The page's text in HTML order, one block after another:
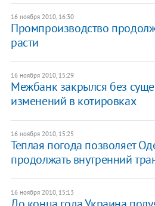
16 ноября 2010, 16:30
Промпроизводство
расти
16 ноября 2010, 15:29
Межбанк закрылся без
изменений в котировках
16 ноября 2010, 15:25
Теплая погода позволяет
продолжать внутренний
16 ноября 2010, 15:13